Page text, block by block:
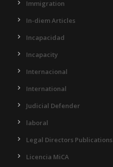
Immigration
In-diem Articles
Incapacidad
Incapacity
Internacional
International
Judicial Defender
laboral
Legal Directors Publications
Licencia MiCA